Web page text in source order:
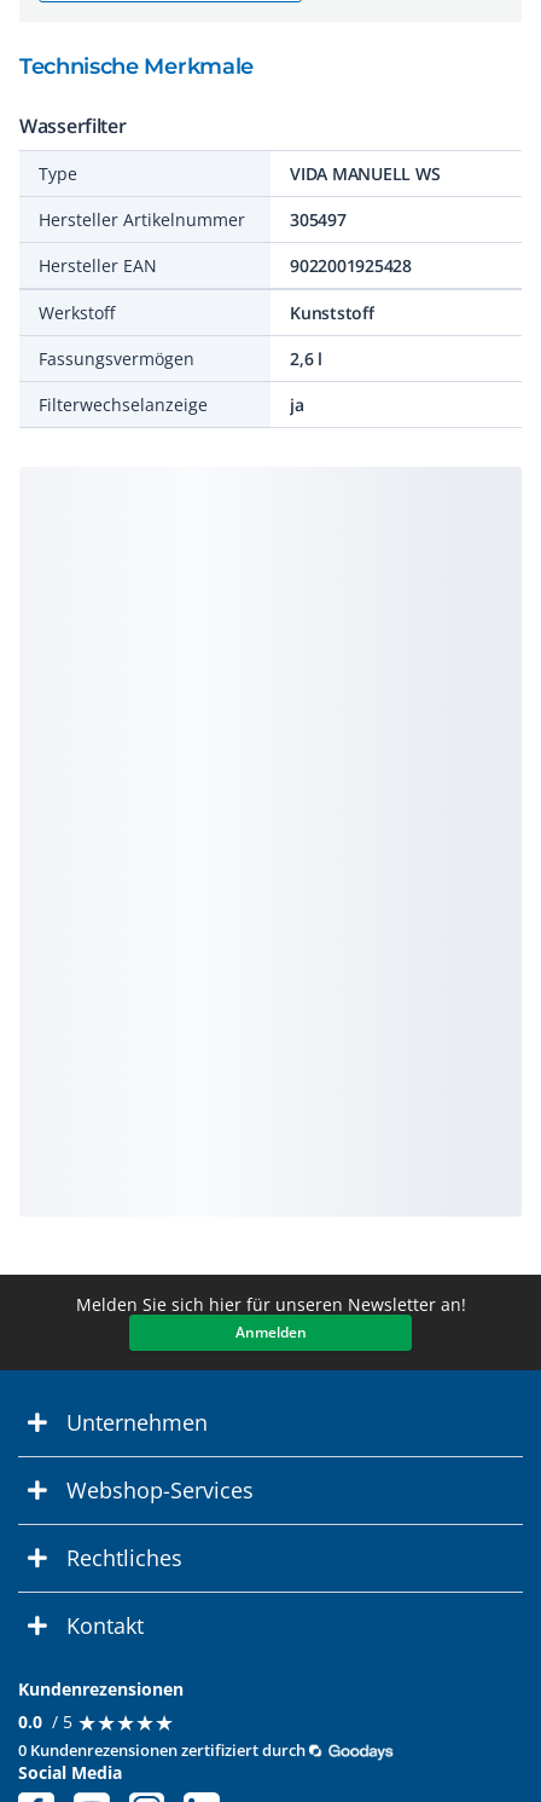
Technische Merkmale
Wasserfilter
Type
VIDA MANUELL WS
Hersteller Artikelnummer
305497
Hersteller EAN
9022001925428
Werkstoff
Kunststoff
Fassungsvermögen
2,6 l
Filterwechselanzeige
ja
Melden Sie sich hier für unseren Newsletter an!
Anmelden
Unternehmen
Webshop-Services
Rechtliches
Kontakt
Kundenrezensionen
0.0 / 5 ★★★★★
★★★★★
0 Kundenrezensionen zertifiziert durch
Social Media